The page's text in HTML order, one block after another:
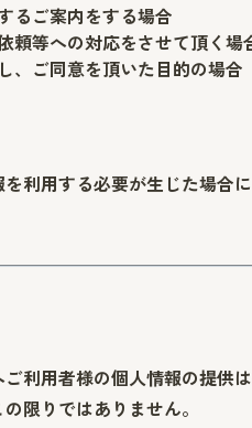
るご案内をする場合
頼等への対応をさせて頂く場
、ご同意を頂いた目的の場合
利用する必要が生じた場合
利用者様の個人情報の提
限りではありません。